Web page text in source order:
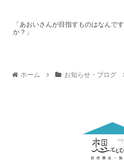
「あおいさんが目指すものはなんです
か？」
ホーム お知らせ・ブログ